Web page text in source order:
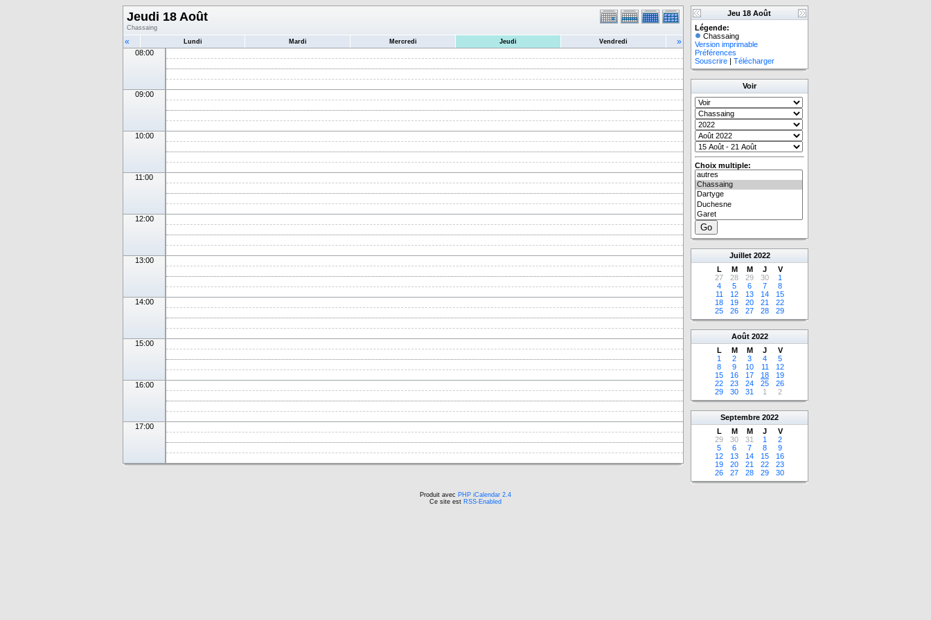
Jeudi 18 Août
Chassaing
« Lundi Mardi Mercredi Jeudi Vendredi »
08:00
09:00
10:00
11:00
12:00
13:00
14:00
15:00
16:00
17:00
Jeu 18 Août
Légende:
Chassaing
Version imprimable
Préférences
Souscrire | Télécharger
Voir
Choix multiple:
Juillet 2022
L
M M J
V
27
28 29 30
1
4
5 6 7
8
11
12 13 14
15
18
19 20 21
22
25
26 27 28 29
Août 2022
L
M M J
V
1
2 3 4
5
8
9 10 11
12
15
16 17 18
19
22
23 24 25
26
29
30 31 1 2
Septembre 2022
L
M M J
V
29
30 31 1
2
5
6 7 8
9
12
13 14 15
16
19
20 21 22
23
26
27 28 29 30
Produit avec PHP iCalendar 2.4
Ce site est RSS-Enabled